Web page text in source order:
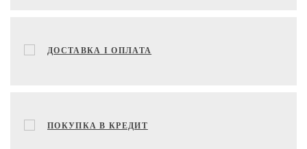
ДОСТАВКА І ОПЛАТА
ПОКУПКА В КРЕДИТ